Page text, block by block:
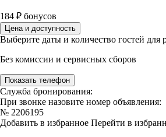
184 ₽ бонусов
Цена и доступность
Выберите даты и количество гостей для
Без комиссии и сервисных сборов
Показать телефон
Служба бронирования:
При звонке назовите номер объявления:
№ 2206195
Добавить в избранное Перейти в